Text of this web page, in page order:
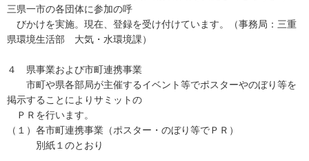
三県一市の各団体に参加の呼
びかけを実施。現在、登録を受け付けています。（事務局：三重
県環境生活部 大気・水環境課）
４ 県事業および市町連携事業
市町や県各部局が主催するイベント等でポスターやのぼり等を
掲示することによりサミットの
ＰＲを行います。
（１）各市町連携事業（ポスター・のぼり等でＰＲ）
別紙１のとおり